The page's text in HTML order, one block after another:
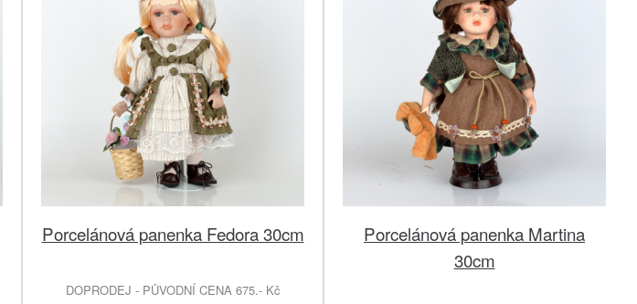
Porcelánová panenka Fedora 30cm
DOPRODEJ - PŮVODNÍ CENA 675.- Kč
Porcelánová panenka Martina
30cm